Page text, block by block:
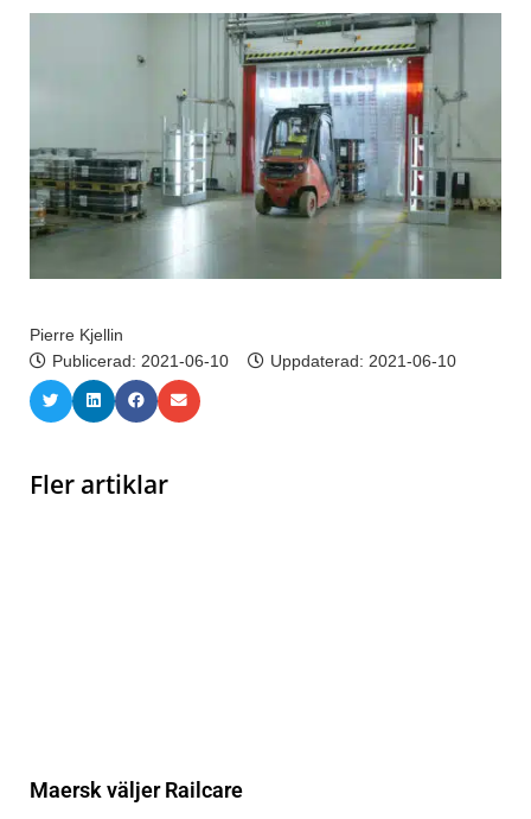
Pierre Kjellin
Publicerad: 2021-06-10 Uppdaterad: 2021-06-10
Fler artiklar
Maersk väljer Railcare